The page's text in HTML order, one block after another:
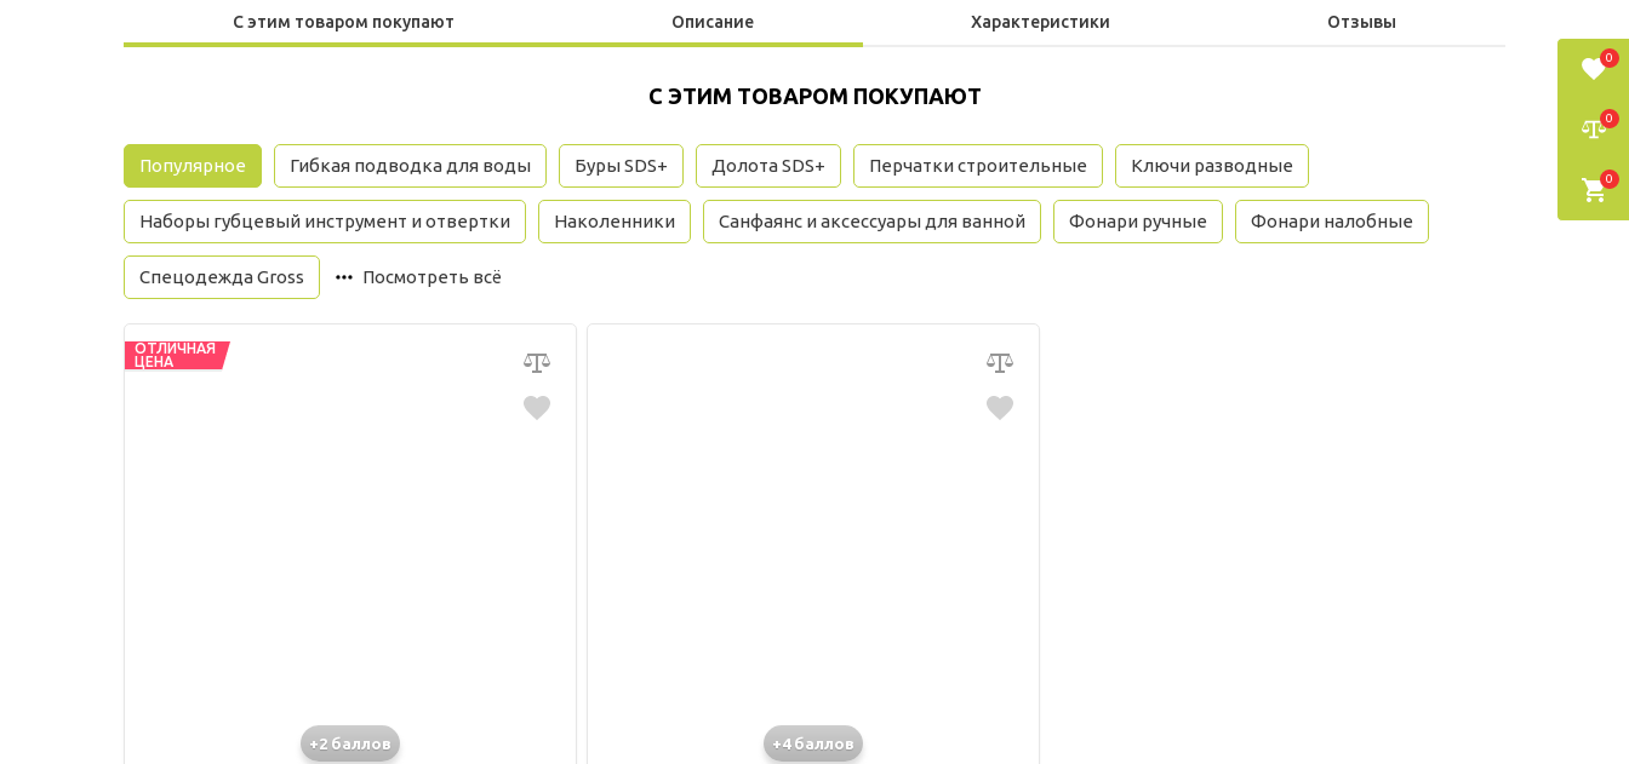
С этим товаром покупают Описание Характеристики Отзывы
С ЭТИМ ТОВАРОМ ПОКУПАЮТ
Популярное Гибкая подводка для воды Буры SDS+ Долота SDS+ Перчатки строительные Ключи разводные
Наборы губцевый инструмент и отвертки Наколенники Санфаянс и аксессуары для ванной Фонари ручные Фонари налобные
Спецодежда Gross Посмотреть всё
ОТЛИЧНАЯ
ЦЕНА
+2 баллов +4 баллов
0
0
0